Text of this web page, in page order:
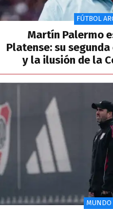
FÚTBOL
Martín Palermo
Platense: su
y la ilusión de la
MUNDO